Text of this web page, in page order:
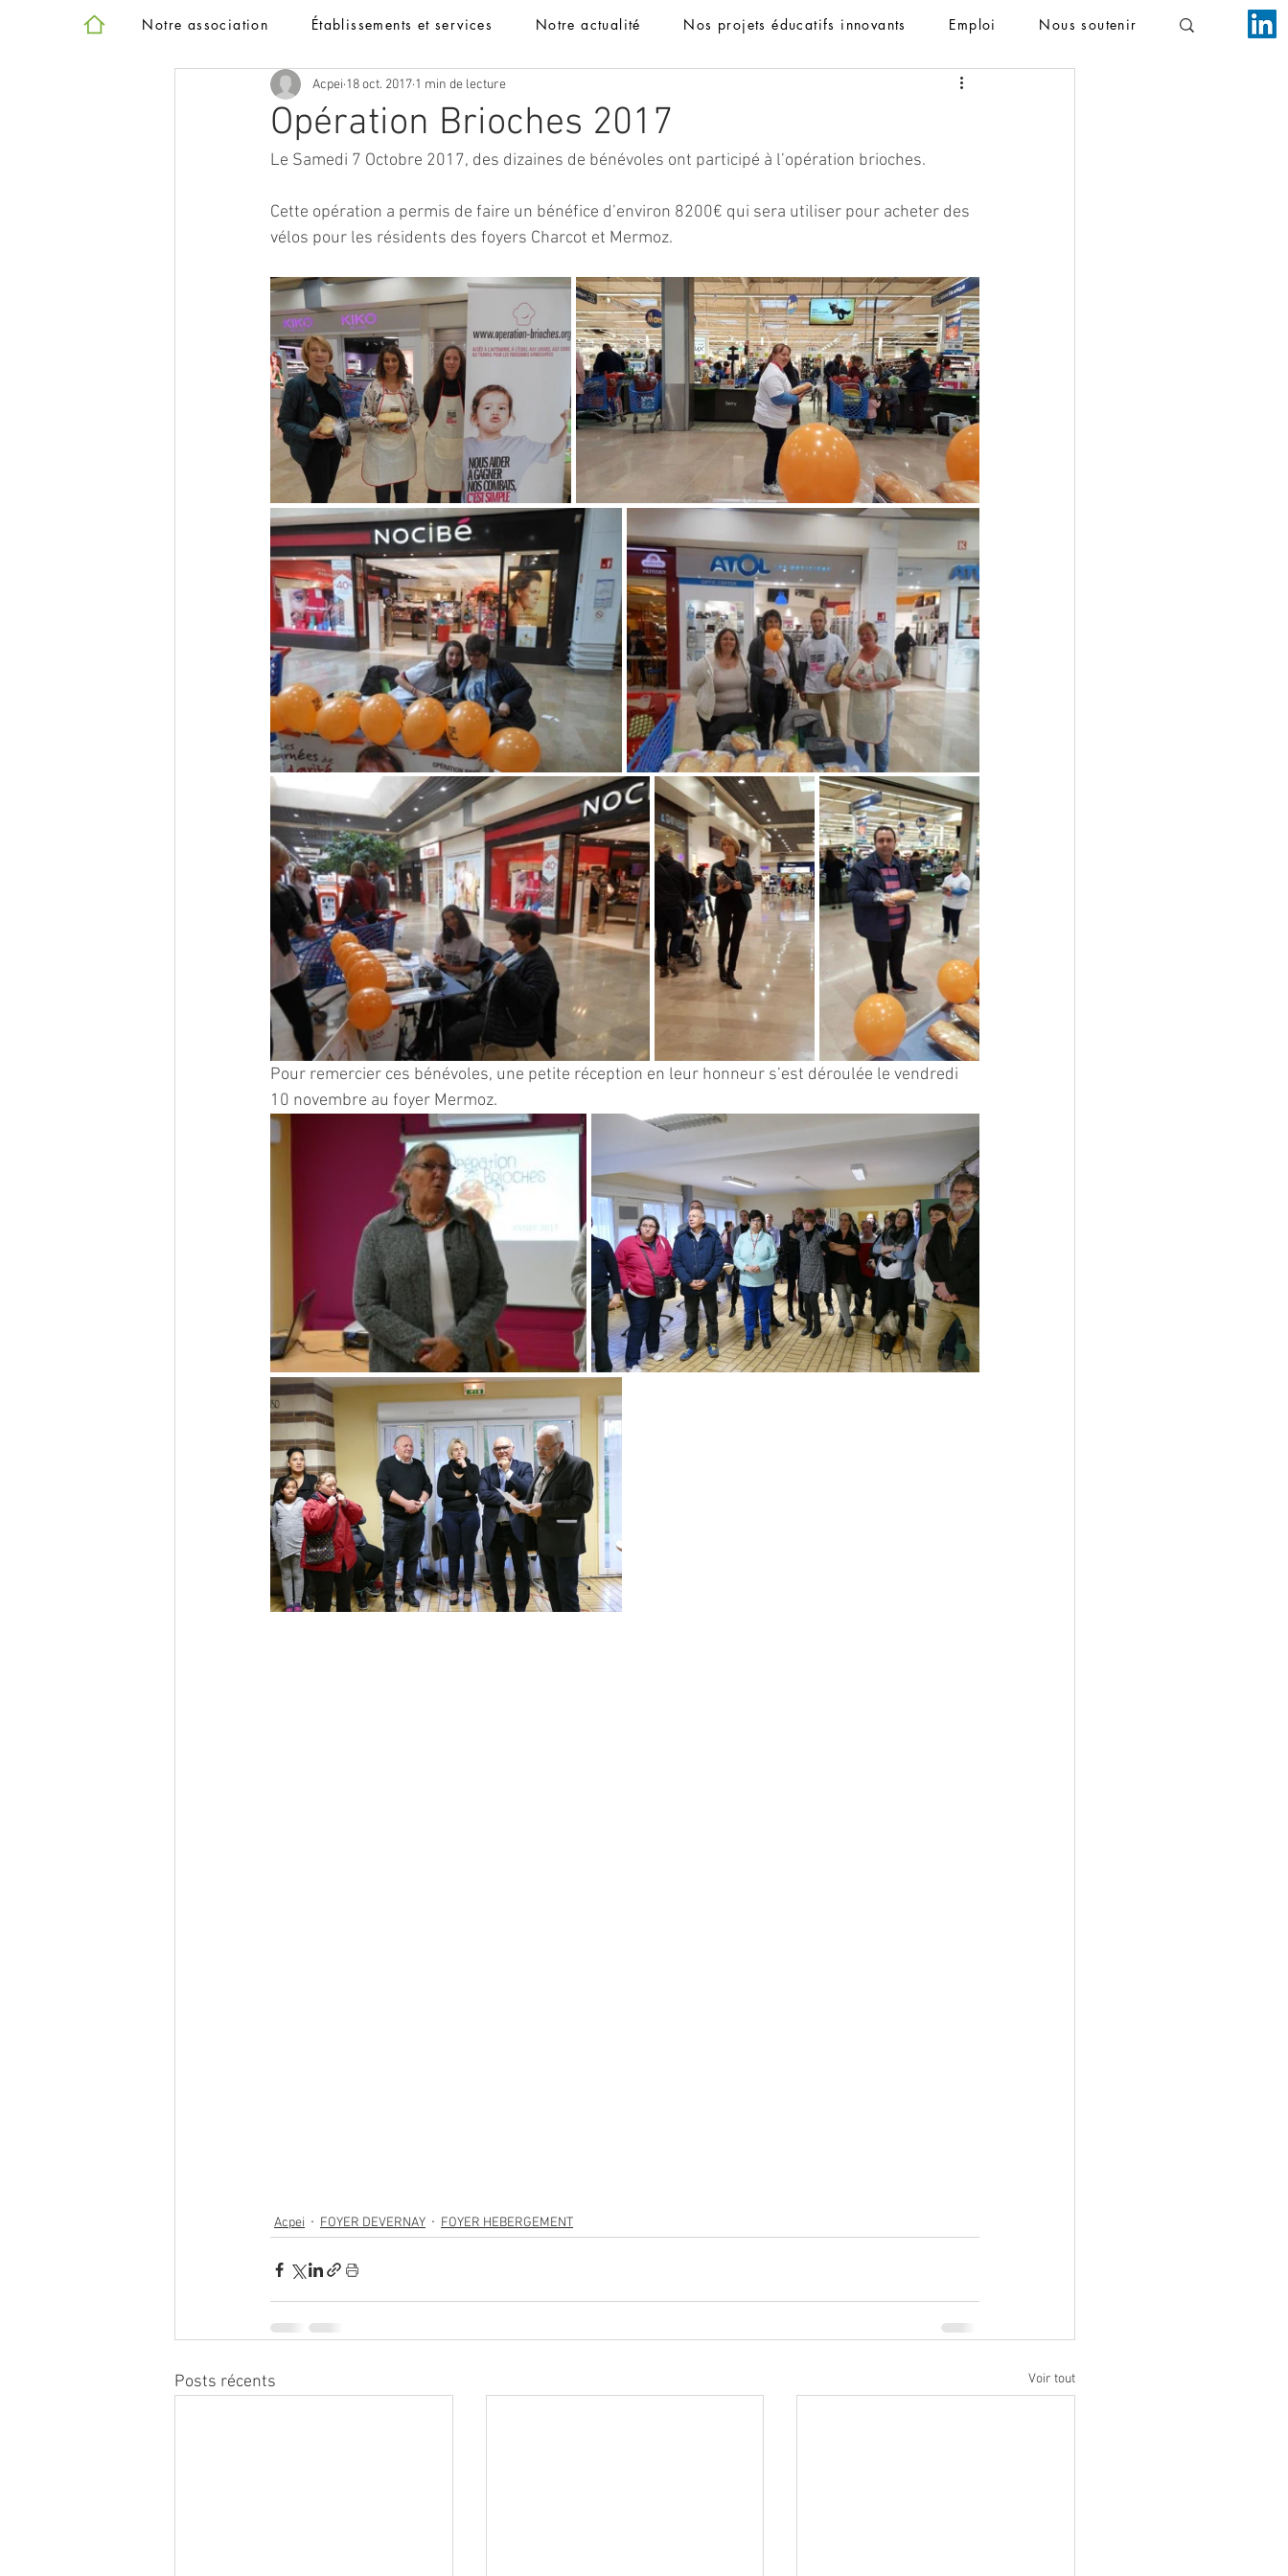
Notre association Établissements et services Notre actualité Nos projets éducatifs innovants Emploi Nous soutenir
Opération Brioches 2017
Acpei 18 oct. 2017 1 min de lecture
Le Samedi 7 Octobre 2017, des dizaines de bénévoles ont participé à l’opération brioches.
Cette opération a permis de faire un bénéfice d’environ 8200€ qui sera utiliser pour acheter des
vélos pour les résidents des foyers Charcot et Mermoz.
Pour remercier ces bénévoles, une petite réception en leur honneur s’est déroulée le vendredi
10 novembre au foyer Mermoz.
Acpei FOYER DEVERNAY FOYER HEBERGEMENT
Posts récents Voir tout